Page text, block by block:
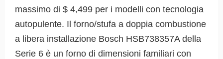
massimo di $ 4,499 per i modelli con tecnologia
autopulente. Il forno/stufa a doppia combustione
a libera installazione Bosch HSB738357A della
Serie 6 è un forno di dimensioni familiari con